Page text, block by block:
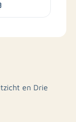
en Drie